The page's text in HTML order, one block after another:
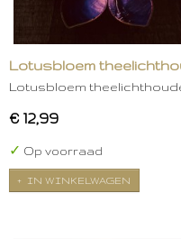
Lotusbloem
Lotusbloem
€ 12,99
✓ Op voorraad
IN WINKELWAGEN